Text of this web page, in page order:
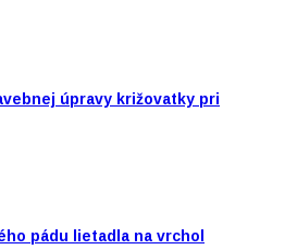
úpravy križovatky pri
pádu lietadla na vrchol